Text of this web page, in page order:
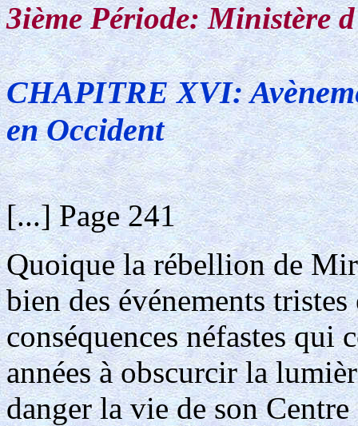
3ième Période: Ministère
CHAPITRE XVI:
en Occident
[...] Page 241
Quoique la rébellion de
bien des événements
conséquences néfastes qui
années à obscurcir la
danger la vie de son